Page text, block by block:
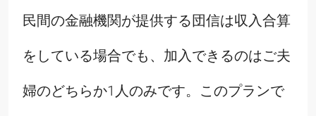
民間の金融機関が提供する団信は収入合算
をしている場合でも、加入できるのはご夫
婦のどちらか1人のみです。このプランで